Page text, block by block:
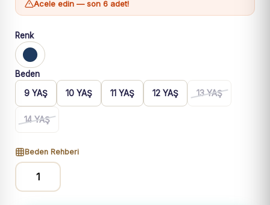
Acele edin — son 6 adet!
Renk
Beden
9 YAŞ
10 YAŞ 11 YAŞ 12 YAŞ 13 YAŞ
14 YAŞ
Beden Rehberi
Erkek